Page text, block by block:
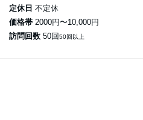
定休日 不定休
価格帯 2000円〜10,000円
訪問回数 50回50回以上